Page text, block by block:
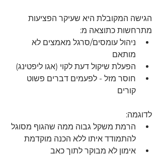
הגישה המקובלת היא שעיקר הפציעות
מתרחשות כתוצאה מ:
ניהול עומסים/סרגל מאמצים לא
מותאם
הפעלת שיקול דעת לקוי (אגו ליפטינג)
חוסר מזל - לפעמים דברים פשוט
קורים
לדוגמה:
הרמת משקל גבוה ממה שהגוף מסוגל
להתמודד איתו ללא הכנה מוקדמת
אימון לא מבוקר לתוך כאב